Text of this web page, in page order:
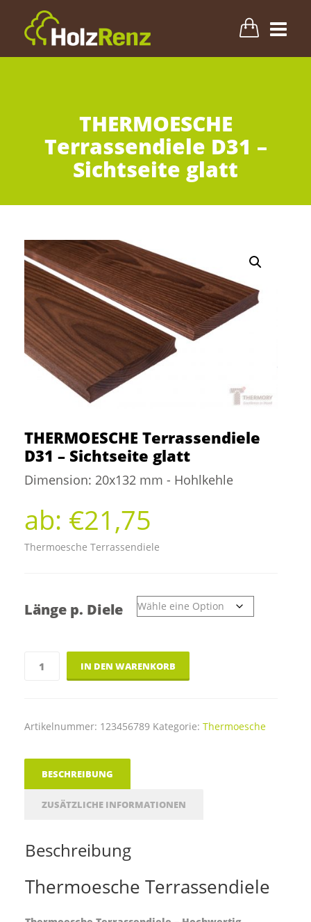
Innenbereich
Blog
Info
Kontakt
THERMOESCHE
Terrassendiele D31 –
Sichtseite glatt
THERMOESCHE Terrassendiele
D31 – Sichtseite glatt
Dimension: 20x132 mm - Hohlkehle
ab: €21,75
Thermoesche Terrassendiele
Länge p. Diele
Terrassendiele
Sichtseite
Menge
IN DEN WARENKORB
Artikelnummer: 123456789 Kategorie: Thermoesche
BESCHREIBUNG
ZUSÄTZLICHE INFORMATIONEN
Beschreibung
Thermoesche Terrassendiele